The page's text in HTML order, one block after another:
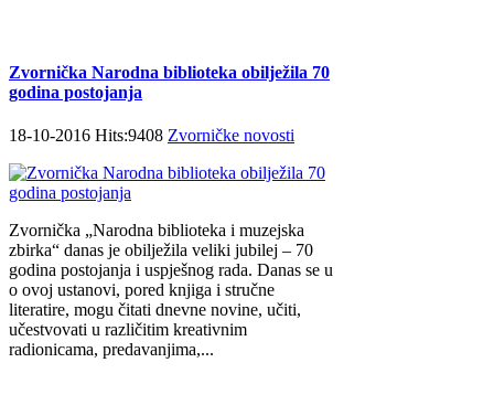
Zvornička Narodna biblioteka obilježila 70
godina postojanja
18-10-2016 Hits:9408 Zvorničke novosti
Zvornička „Narodna biblioteka i muzejska
zbirka“ danas je obilježila veliki jubilej – 70
godina postojanja i uspješnog rada. Danas se u
o ovoj ustanovi, pored knjiga i stručne
literatire, mogu čitati dnevne novine, učiti,
učestvovati u različitim kreativnim
radionicama, predavanjima,...